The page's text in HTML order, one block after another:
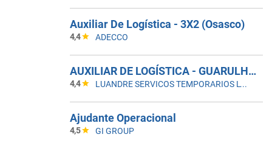
Auxiliar De Logística - 3X2 (Osasco)
4,4 ADECCO
AUXILIAR DE LOGÍSTICA - GUARULHOS
4,4 LUANDRE SERVICOS TEMPORARIOS LTDA. (C-I)
Ajudante Operacional
4,5 GI GROUP